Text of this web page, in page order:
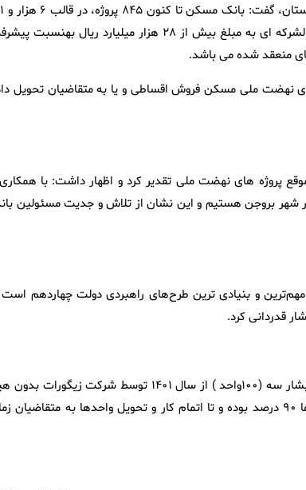
مدیر شعب بانک مسکن
واحد مسکونی به ارزش نزدیک به ۳۳ هزار میلیارد ریال قرارداد، منعقد و سهم الشرکه‌ ای به مبلغ بیش از ۲۸ هزار میلیارد ریال
هزار و ۸۹۷ واحد مسکونی از واحد های نهضت ملی مسکن فروش اقساطی و یا به متقاضیان تحویل
پروژه های نهضت ملی تقدیر کرد و اظهار داشت: با
بروجن هستیم و این نشان از تلاش و جدیت مسئولین
و بنیادی ‌ترین طرح‌های راهبردی دولت چهاردهم است
قدردانی کرد.
پروژه ۲۳۲ واحدی آبشار با نام‌ های آبشار یک (۶۶واحد) ، آبشار دو (۶۶واحد) و آبشار سه (۱۰۰واحد ) از سال ۱۴۰۱ توسط شرکت
وقفه‌ ای در حال ساخت و تکمیل می‌ باشد. میانگین پیشرفت فیزیکی این پروژها ۹۰ درصد بوده و تا اتمام کار و تحویل واحدها به